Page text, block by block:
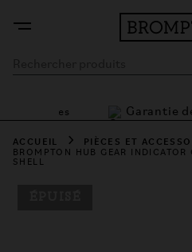
Garantie de
ACCUEIL PIÈCES ET
BROMPTON HUB GEAR
SHELL